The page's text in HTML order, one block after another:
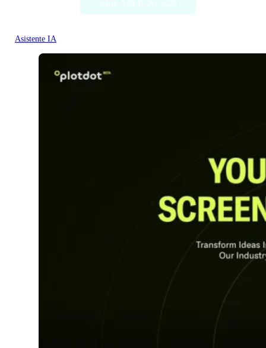
Asistente IA